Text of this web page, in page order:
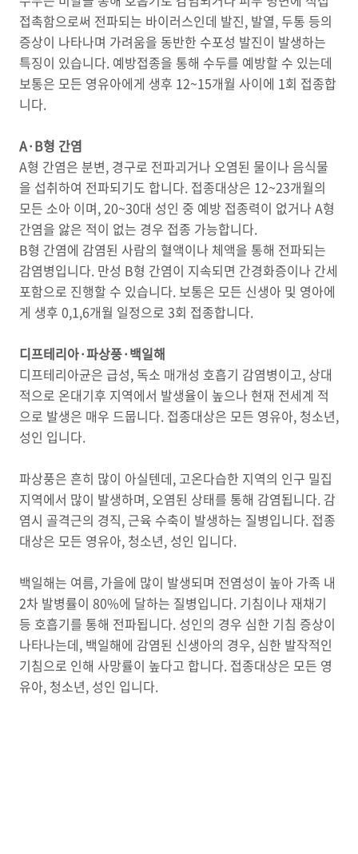
접촉함으로써 전파되는 바이러스인데 발진, 발열, 두통 등의
증상이 나타나며 가려움을 동반한 수포성 발진이 발생하는
특징이 있습니다. 예방접종을 통해 수두를 예방할 수 있는데
보통은 모든 영유아에게 생후 12~15개월 사이에 1회 접종합
니다.
A·B형 간염
A형 간염은 분변, 경구로 전파괴거나 오염된 물이나 음식물
을 섭취하여 전파되기도 합니다. 접종대상은 12~23개월의
모든 소아 이며, 20~30대 성인 중 예방 접종력이 없거나 A형
간염을 앓은 적이 없는 경우 접종 가능합니다.
B형 간염에 감염된 사람의 혈액이나 체액을 통해 전파되는
감염병입니다. 만성 B형 간염이 지속되면 간경화증이나 간세
포함으로 진행할 수 있습니다. 보통은 모든 신생아 및 영아에
게 생후 0,1,6개월 일정으로 3회 접종합니다.
디프테리아·파상풍·백일해
디프테리아균은 급성, 독소 매개성 호흡기 감염병이고, 상대
적으로 온대기후 지역에서 발생율이 높으나 현재 전세계 적
으로 발생은 매우 드뭅니다. 접종대상은 모든 영유아, 청소년,
성인 입니다.
파상풍은 흔히 많이 아실텐데, 고온다습한 지역의 인구 밀집
지역에서 많이 발생하며, 오염된 상태를 통해 감염됩니다. 감
염시 골격근의 경직, 근육 수축이 발생하는 질병입니다. 접종
대상은 모든 영유아, 청소년, 성인 입니다.
백일해는 여름, 가을에 많이 발생되며 전염성이 높아 가족 내
2차 발병률이 80%에 달하는 질병입니다. 기침이나 재채기
등 호흡기를 통해 전파됩니다. 성인의 경우 심한 기침 증상이
나타나는데, 백일해에 감염된 신생아의 경우, 심한 발작적인
기침으로 인해 사망률이 높다고 합니다. 접종대상은 모든 영
유아, 청소년, 성인 입니다.